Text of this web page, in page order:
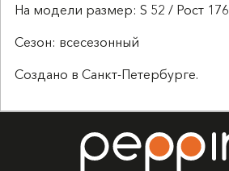
На модели размер: S 52 / Рост 176
Сезон: всесезонный
Создано в Санкт-Петербурге.